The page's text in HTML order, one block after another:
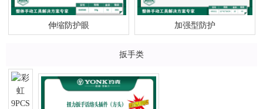
伸缩防护眼 加强型防护
扳手类